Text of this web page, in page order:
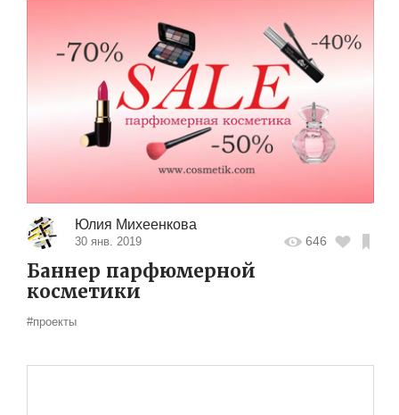
Юлия Михеенкова
30 янв. 2019 646
Баннер парфюмерной
косметики
#проекты